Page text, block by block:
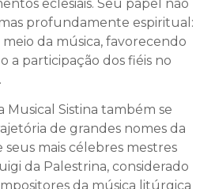
eclesiais. Seu papel não
profundamente espiritual:
da música, favorecendo
a participação dos fiéis no
Musical Sistina também se
de grandes nomes da
seus mais célebres mestres
da Palestrina, considerado
da música litúrgica